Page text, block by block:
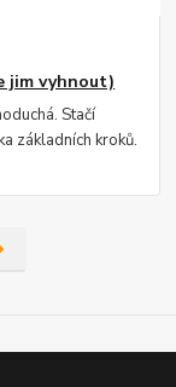
jim vyhnout)
Stačí
základních kroků.